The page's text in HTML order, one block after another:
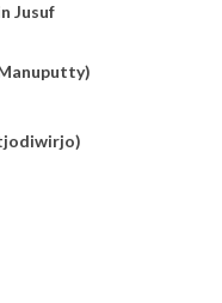
Jusuf